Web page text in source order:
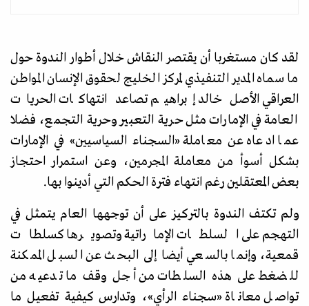
لقد كان مستغربا أن يقتصر النقاش خلال أطوار الندوة حول
ما سماه المدير التنفيذي لمركز الخليج لحقوق الإنسان المواطن
العراقي الأصل خالد إبراهيم تصاعد انتهاكات الحريات
العامة في الإمارات مثل حرية التعبير وحرية التجمع، فضلا
عما ادعاه عن معاملة«السجناء السياسيين» في الإمارات
بشكل أسوأ من معاملة المجرمين، وعن استمرار احتجاز
بعض المعتقلين رغم انتهاء فترة الحكم التي أدينوا بها.
ولم تكتف الندوة بالتركيز على أن توجهها العام يتمثل في
التهجم على السلطات الإماراتية وتصويرها كسلطات
قمعية، وإنما بالسعي أيضا إلى البحث عن السبل الممكنة
للضغط على هذه السلطات من أجل وقف ما تدعيه من
تواصل معاناة «سجناء الرأي»، وتدارس كيفية تفعيل ما